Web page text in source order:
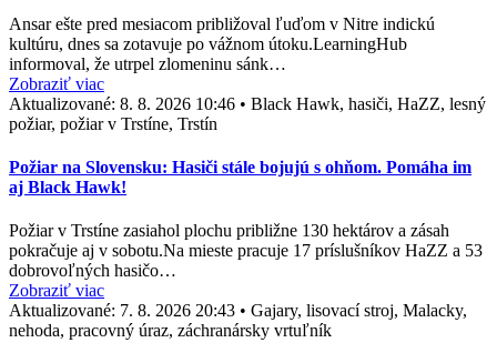
Ansar ešte pred mesiacom približoval ľuďom v Nitre indickú
kultúru, dnes sa zotavuje po vážnom útoku.LearningHub
informoval, že utrpel zlomeninu sánk…
Zobraziť viac
Aktualizované: 8. 8. 2026 10:46 • Black Hawk, hasiči, HaZZ, lesný
požiar, požiar v Trstíne, Trstín
Požiar na Slovensku: Hasiči stále bojujú s ohňom. Pomáha im
aj Black Hawk!
Požiar v Trstíne zasiahol plochu približne 130 hektárov a zásah
pokračuje aj v sobotu.Na mieste pracuje 17 príslušníkov HaZZ a 53
dobrovoľných hasičo…
Zobraziť viac
Aktualizované: 7. 8. 2026 20:43 • Gajary, lisovací stroj, Malacky,
nehoda, pracovný úraz, záchranársky vrtuľník